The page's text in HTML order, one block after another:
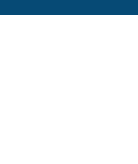
Directas